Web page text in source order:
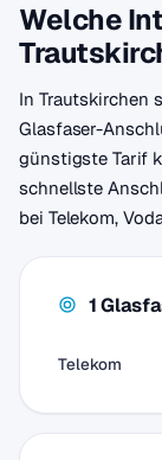
Welche
In Trautskirchen
Glasfaser-
günstigste Tarif
schnellste
bei Telekom,
1
Telekom